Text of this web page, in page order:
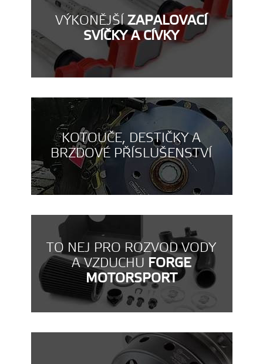
VÝKONĚJŠÍZAPALOVACÍ
SVÍČKY A CÍVKY
KOTOUČE, DESTIČKY A
BRZDOVÉ PŘÍSLUŠENSTVÍ
TO NEJ PRO ROZVOD VODY
A VZDUCHU FORGE
MOTORSPORT